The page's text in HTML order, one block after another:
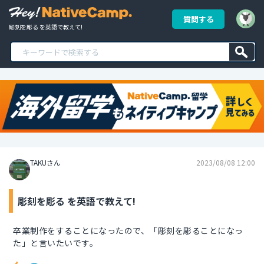
彫刻を彫る を英語で教えて!
質問する
TAKUさん 2023/08/08 12:00
彫刻を彫る を英語で教えて!
卒業制作をすることになったので、「彫刻を彫ることになっ
た」と言いたいです。